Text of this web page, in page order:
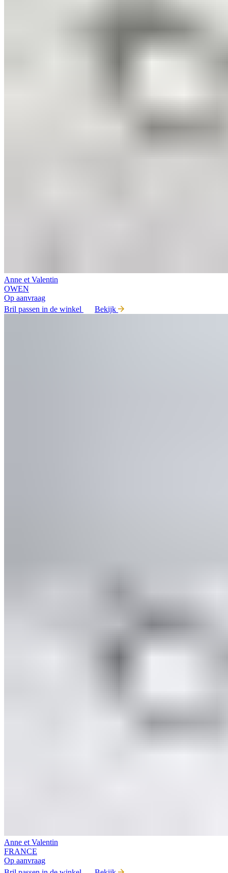
Anne et Valentin
OWEN
Op aanvraag
Bril passen in de winkel
Bekijk
Anne et Valentin
FRANCE
Op aanvraag